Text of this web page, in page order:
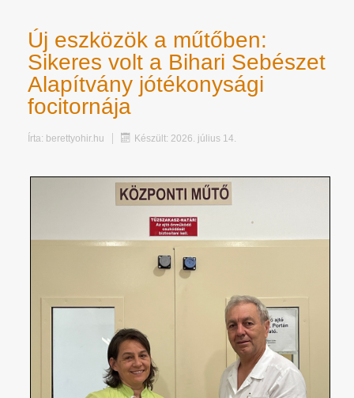
Új eszközök a műtőben:
Sikeres volt a Bihari Sebészet
Alapítvány jótékonysági
focitornája
Írta: berettyohir.hu Készült: 2026. július 14.